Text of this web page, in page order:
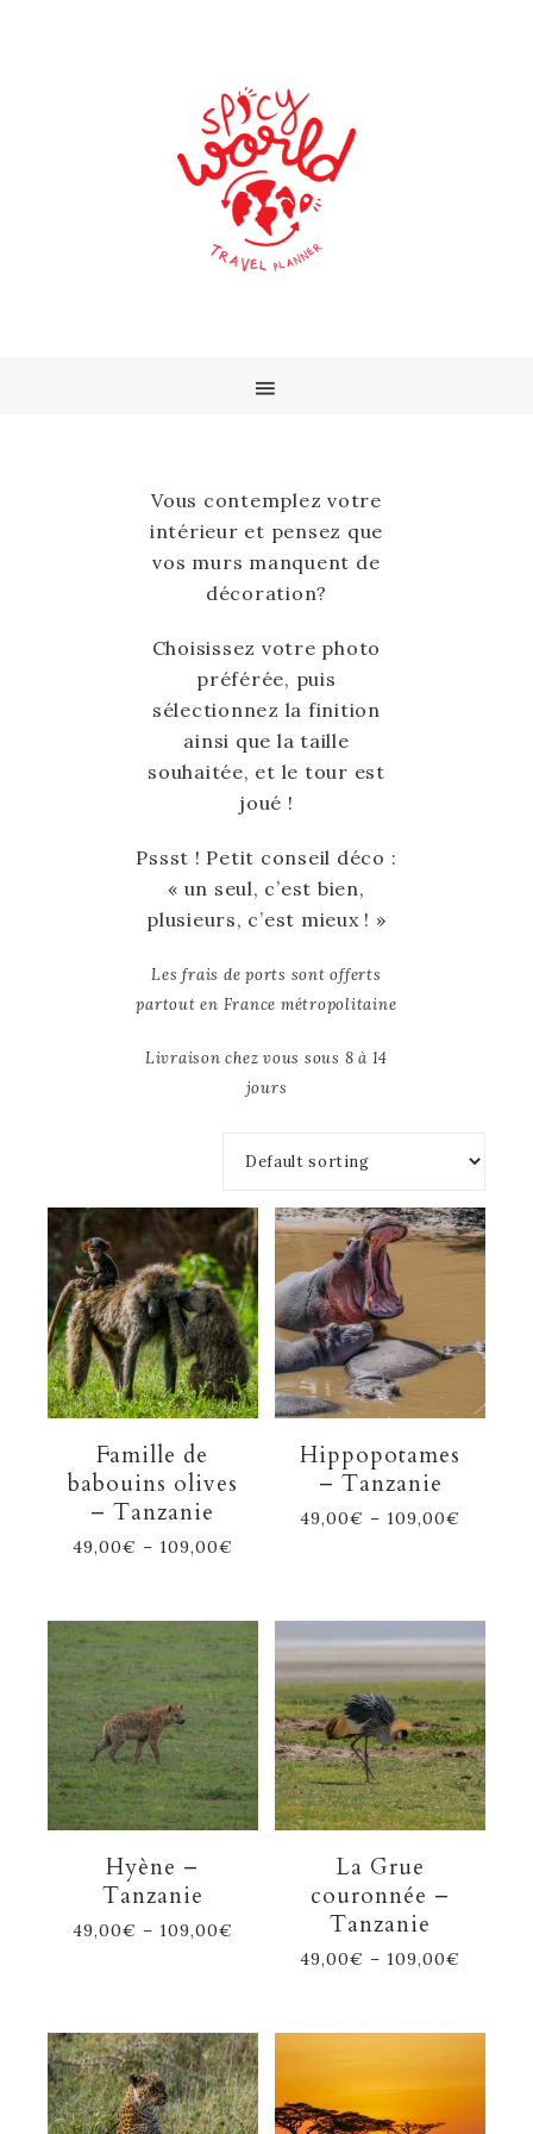
Vous contemplez votre
intérieur et pensez que
vos murs manquent de
décoration?
Choisissez votre photo
préférée, puis
sélectionnez la finition
ainsi que la taille
souhaitée, et le tour est
joué !
Pssst ! Petit conseil déco :
« un seul, c’est bien,
plusieurs, c’est mieux ! »
Les frais de ports sont offerts
partout en France métropolitaine
Livraison chez vous sous 8 à 14
jours
Famille de
babouins olives
– Tanzanie
49,00€ – 109,00€
Hippopotames
– Tanzanie
49,00€ – 109,00€
Hyène –
Tanzanie
49,00€ – 109,00€
La Grue
couronnée –
Tanzanie
49,00€ – 109,00€